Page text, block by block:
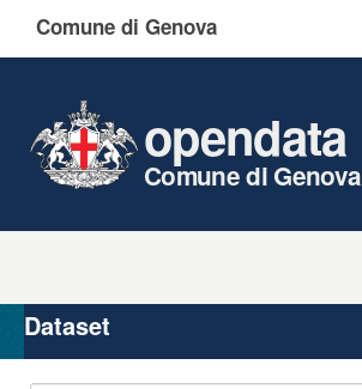
Comune di Genova
opendata
Comune di Genova
Organizzazioni
Gruppi
Dataset